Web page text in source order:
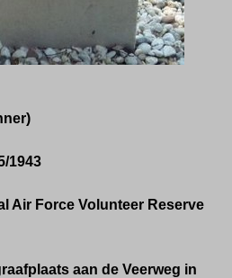
1943
Air Force Volunteer Reserve
aan de Veerweg in